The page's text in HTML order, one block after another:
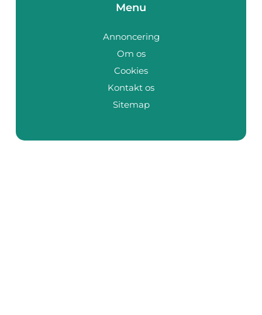
Menu
Annoncering
Om os
Cookies
Kontakt os
Sitemap